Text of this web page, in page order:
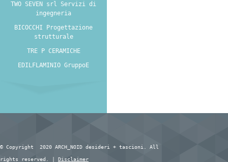
TWO SEVEN srl Servizi di
ingegneria
BICOCCHI Progettazione
strutturale
TRE P CERAMICHE
EDILFLAMINIO GruppoE
© Copyright 2020 ARCH_NOID desideri + tascioni. All
rights reserved. | Disclaimer